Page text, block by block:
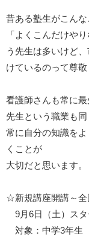
昔ある塾生がこんな
「よくこんだけや
う先生は多いけど
けているのって尊敬
看護師さんも常に最
先生という職業も同
常に自分の知識を
くことが
大切だと思います。
☆新規講座開講～全
9月6日（土）スタ
対象：中学3年生